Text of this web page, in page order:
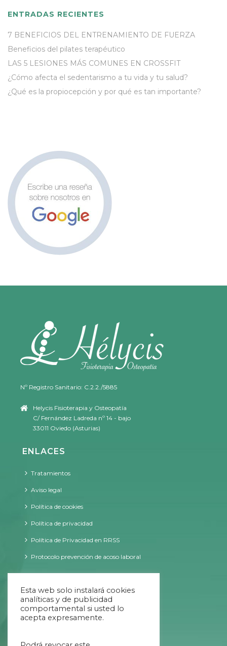
ENTRADAS RECIENTES
7 BENEFICIOS DEL ENTRENAMIENTO DE FUERZA
Beneficios del pilates terapéutico
LAS 5 LESIONES MÁS COMUNES EN CROSSFIT
¿Cómo afecta el sedentarismo a tu vida y tu salud?
¿Qué es la propiocepción y por qué es tan importante?
Nº Registro Sanitario: C.2.2./5885
Helycis Fisioterapia y Osteopatía
C/ Fernández Ladreda nº 14 - bajo
33011 Oviedo (Asturias)
ENLACES
Tratamientos
Aviso legal
Política de cookies
Política de privacidad
Política de Privacidad en RRSS
Protocolo prevención de acoso laboral
Esta web solo instalará cookies
analíticas y de publicidad
comportamental si usted lo
acepta expresamente.